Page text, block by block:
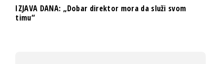
IZJAVA DANA: „Dobar direktor mora da služi svom
timu“